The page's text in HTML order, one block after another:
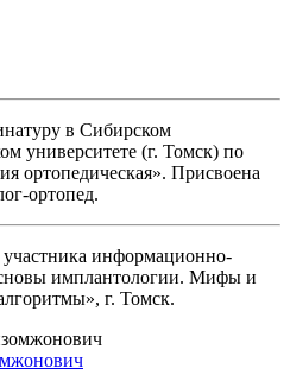
в Сибирском
университете (г. Томск) по
ортопедическая». Присвоена
ортопед.
информационно-
имплантологии. Мифы и
г. Томск.